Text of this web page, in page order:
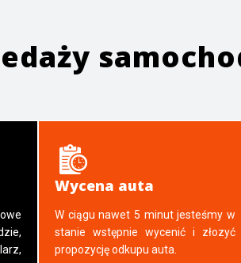
Wycena auta
W ciągu nawet 5 minut jesteśmy w
stanie wstępnie wycenić i złozyć
propozycję odkupu auta.